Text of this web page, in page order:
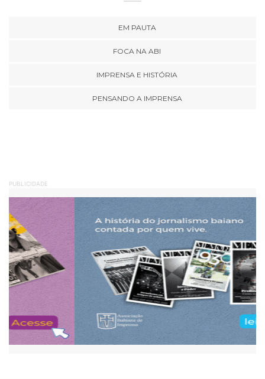
EM PAUTA
FOCA NA ABI
IMPRENSA E HISTÓRIA
PENSANDO A IMPRENSA
PUBLICIDADE